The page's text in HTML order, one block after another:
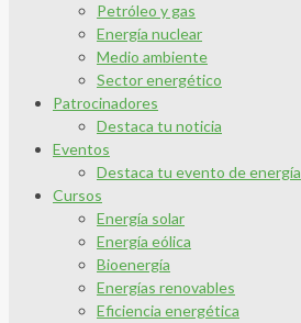
Petróleo y gas
Energía nuclear
Medio ambiente
Sector energético
Patrocinadores
Destaca tu noticia
Eventos
Destaca tu evento de energía
Cursos
Energía solar
Energía eólica
Bioenergía
Energías renovables
Eficiencia energética